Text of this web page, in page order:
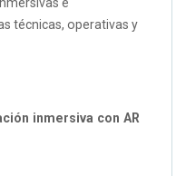
técnicas, operativas y
inmersiva con AR